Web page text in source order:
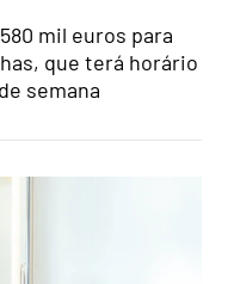
mil euros para
que terá horário
semana